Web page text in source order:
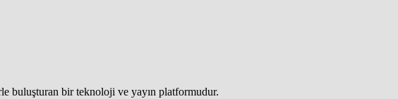
buluşturan bir teknoloji ve yayın platformudur.